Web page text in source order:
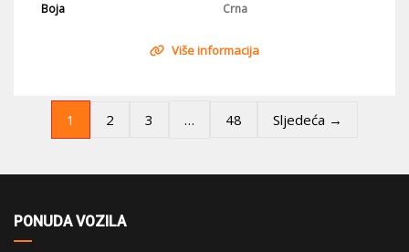
Boja
Crna
Više informacija
1 2 3 … 48 Sljedeća →
PONUDA VOZILA